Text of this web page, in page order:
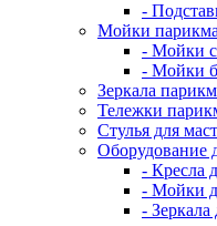
-
Мойки
- Мойки
- Мойки
Зеркала
Тележки
Стулья для
Оборудование
- Кресла
- Мойки
- Зеркала